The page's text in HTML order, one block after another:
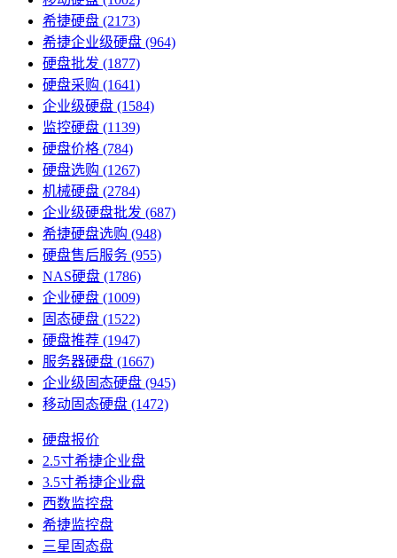
希捷硬盘 (2173)
希捷企业级硬盘 (964)
硬盘批发 (1877)
硬盘采购 (1641)
企业级硬盘 (1584)
监控硬盘 (1139)
硬盘价格 (784)
硬盘选购 (1267)
机械硬盘 (2784)
企业级硬盘批发 (687)
希捷硬盘选购 (948)
硬盘售后服务 (955)
NAS硬盘 (1786)
企业硬盘 (1009)
固态硬盘 (1522)
硬盘推荐 (1947)
服务器硬盘 (1667)
企业级固态硬盘 (945)
移动固态硬盘 (1472)
硬盘报价
2.5寸希捷企业盘
3.5寸希捷企业盘
西数监控盘
希捷监控盘
三星固态盘